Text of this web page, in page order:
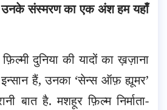
उनके संस्मरण का एक अंश हम यहाँ
दुनिया की यादों का ख़ज़ाना
हैं, उनका ‘सेन्स ऑफ़ ह्यूमर’
बात है. मशहूर फ़िल्म निर्माता-